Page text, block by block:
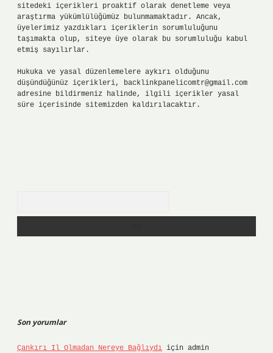
sitedeki içerikleri proaktif olarak denetleme veya
araştırma yükümlülüğümüz bulunmamaktadır. Ancak,
üyelerimiz yazdıkları içeriklerin sorumluluğunu
taşımakta olup, siteye üye olarak bu sorumluluğu kabul
etmiş sayılırlar.
Hukuka ve yasal düzenlemelere aykırı olduğunu
düşündüğünüz içerikleri, backlinkpanelicomtr@gmail.com
adresine bildirmeniz halinde, ilgili içerikler yasal
süre içerisinde sitemizden kaldırılacaktır.
Son yorumlar
Çankırı Il Olmadan Nereye Bağlıydı için admin